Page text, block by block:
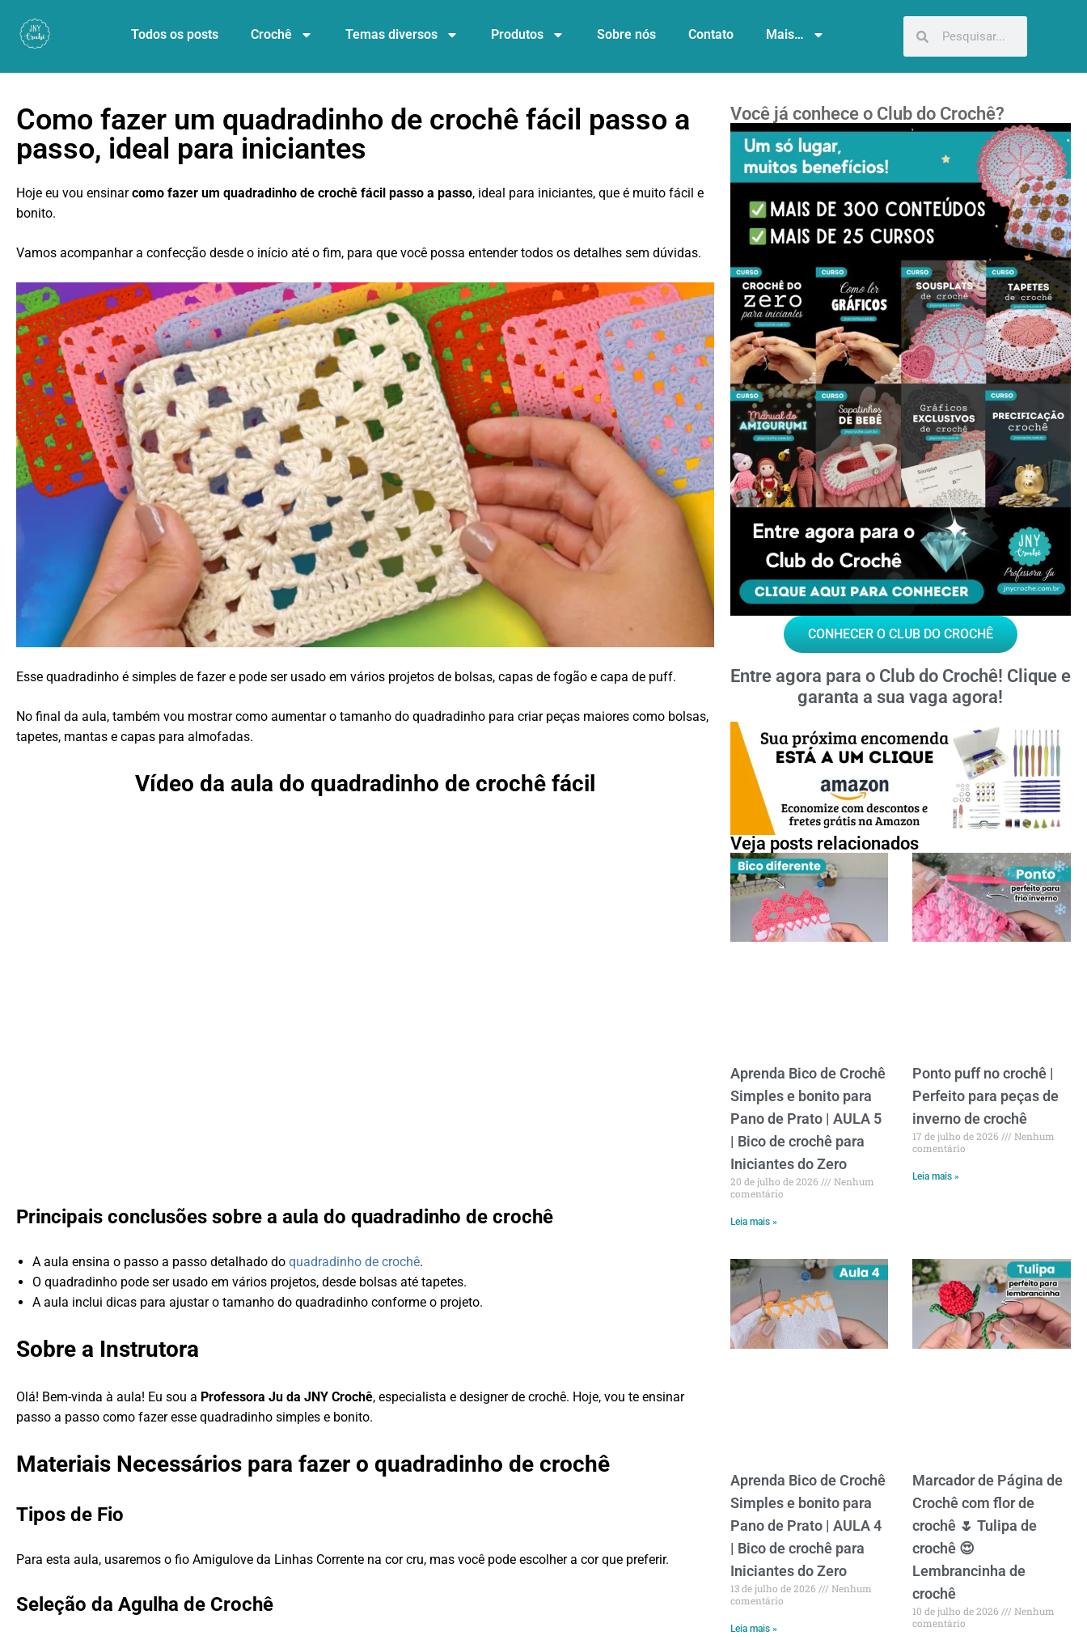
Todos os posts Crochê Temas diversos Produtos Sobre nós Contato Mais…
Você já conhece o Club do Crochê?
CONHECER O CLUB DO CROCHÊ
Entre agora para o Club do Crochê! Clique e
garanta a sua vaga agora!
Veja posts relacionados
Aprenda Bico de Crochê
Simples e bonito para
Pano de Prato | AULA 5
| Bico de crochê para
Iniciantes do Zero
20 de julho de 2026
Nenhum
comentário
Leia mais »
Ponto puff no crochê |
Perfeito para peças de
inverno de crochê
17 de julho de 2026
Nenhum
comentário
Leia mais »
Aprenda Bico de Crochê
Simples e bonito para
Pano de Prato | AULA 4
| Bico de crochê para
Iniciantes do Zero
13 de julho de 2026
Nenhum
comentário
Leia mais »
Marcador de Página de
Crochê com flor de
crochê 🌷 Tulipa de
crochê 😍
Lembrancinha de
crochê
10 de julho de 2026
Nenhum
comentário
Como fazer um quadradinho de crochê fácil passo a
passo, ideal para iniciantes
Hoje eu vou ensinarcomo fazer um quadradinho de crochê fácil passo a passo, ideal para iniciantes, que é muito fácil e
bonito.
Vamos acompanhar a confecção desde o início até o fim, para que você possa entender todos os detalhes sem dúvidas.
Esse quadradinho é simples de fazer e pode ser usado em vários projetos de bolsas, capas de fogão e capa de puff.
No final da aula, também vou mostrar como aumentar o tamanho do quadradinho para criar peças maiores como bolsas,
tapetes, mantas e capas para almofadas.
Vídeo da aula do quadradinho de crochê fácil
Principais conclusões sobre a aula do quadradinho de crochê
A aula ensina o passo a passo detalhado doquadradinho de crochê.
O quadradinho pode ser usado em vários projetos, desde bolsas até tapetes.
A aula inclui dicas para ajustar o tamanho do quadradinho conforme o projeto.
Sobre a Instrutora
Olá! Bem-vinda à aula! Eu sou a Professora Ju da JNY Crochê, especialista e designer de crochê. Hoje, vou te ensinar
passo a passo como fazer esse quadradinho simples e bonito.
Materiais Necessários para fazer o quadradinho de crochê
Tipos de Fio
Para esta aula, usaremos o fio Amigulove da Linhas Corrente na cor cru, mas você pode escolher a cor que preferir.
Seleção da Agulha de Crochê